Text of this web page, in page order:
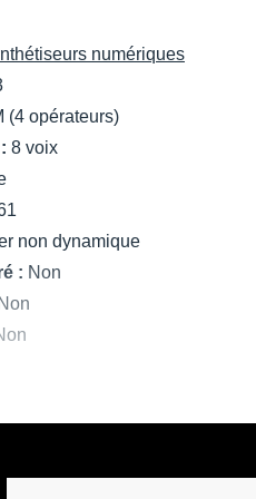
numériques
(4 opérateurs)
8 voix
non dynamique
: Non
Non
mm mono